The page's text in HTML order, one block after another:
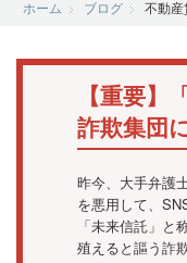
ホーム ブログ 不動
【重要】
詐欺集団
昨今、大手弁護
を悪用して、
「未来信託」と
殖えると謳う詐